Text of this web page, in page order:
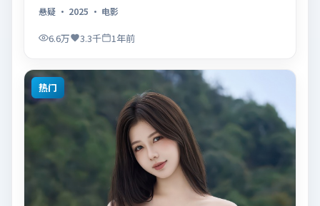
而富有张力，节奏起伏得当，人物弧光完整；配乐与场
面调度强化了类型片的观感体验，亦留有可供解读的细
节空间，适合关注现实主义叙事与人物关系的观众观看
悬疑 · 2025 · 电影
6.6万 3.3千 1年前
热门